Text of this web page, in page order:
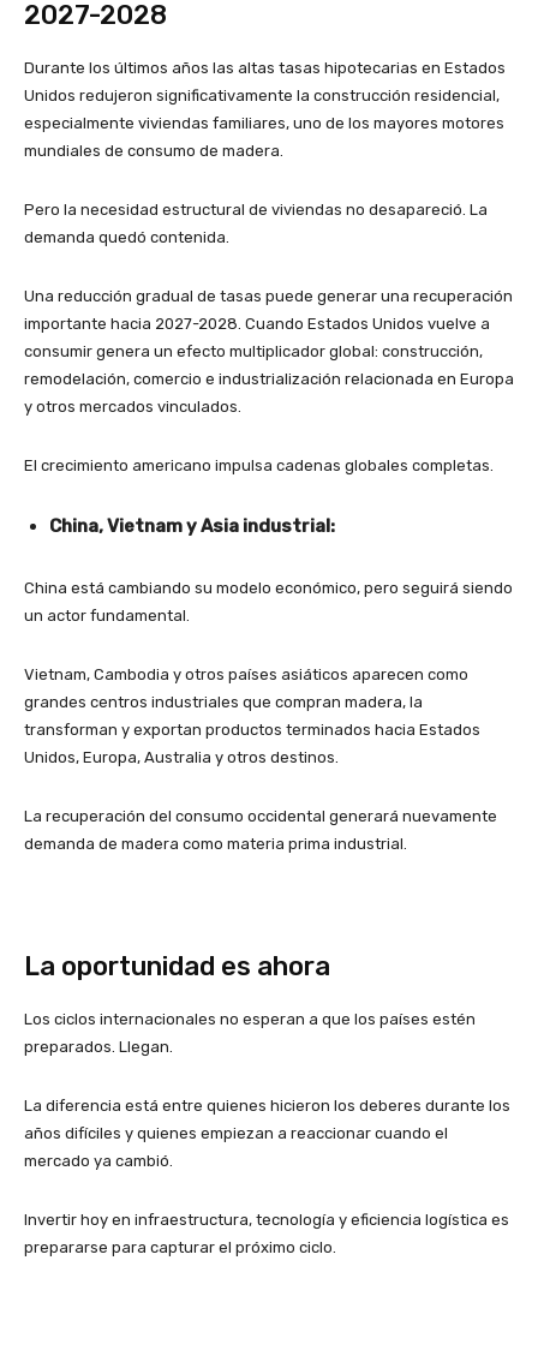
2027-2028
Durante los últimos años las altas tasas hipotecarias en Estados
Unidos redujeron significativamente la construcción residencial,
especialmente viviendas familiares, uno de los mayores motores
mundiales de consumo de madera.
Pero la necesidad estructural de viviendas no desapareció. La
demanda quedó contenida.
Una reducción gradual de tasas puede generar una recuperación
importante hacia 2027-2028. Cuando Estados Unidos vuelve a
consumir genera un efecto multiplicador global: construcción,
remodelación, comercio e industrialización relacionada en Europa
y otros mercados vinculados.
El crecimiento americano impulsa cadenas globales completas.
China, Vietnam y Asia industrial:
China está cambiando su modelo económico, pero seguirá siendo
un actor fundamental.
Vietnam, Cambodia y otros países asiáticos aparecen como
grandes centros industriales que compran madera, la
transforman y exportan productos terminados hacia Estados
Unidos, Europa, Australia y otros destinos.
La recuperación del consumo occidental generará nuevamente
demanda de madera como materia prima industrial.
La oportunidad es ahora
Los ciclos internacionales no esperan a que los países estén
preparados. Llegan.
La diferencia está entre quienes hicieron los deberes durante los
años difíciles y quienes empiezan a reaccionar cuando el
mercado ya cambió.
Invertir hoy en infraestructura, tecnología y eficiencia logística es
prepararse para capturar el próximo ciclo.